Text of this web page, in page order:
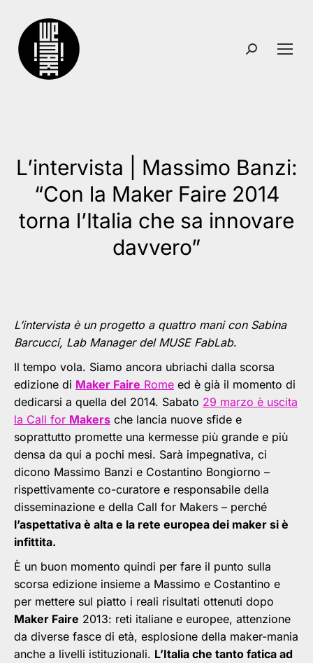
Search:
L’intervista | Massimo Banzi:
“Con la Maker Faire 2014
torna l’Italia che sa innovare
davvero”
You are here:
L’intervista è un progetto a quattro mani con Sabina
Barcucci, Lab Manager del MUSE FabLab.
Il tempo vola. Siamo ancora ubriachi dalla scorsa
edizione di Maker Faire Rome ed è già il momento di
dedicarsi a quella del 2014. Sabato 29 marzo è uscita
la Call for Makers che lancia nuove sfide e
soprattutto promette una kermesse più grande e più
densa da qui a pochi mesi. Sarà impegnativa, ci
dicono Massimo Banzi e Costantino Bongiorno –
rispettivamente co-curatore e responsabile della
disseminazione e della Call for Makers – perché
l’aspettativa è alta e la rete europea dei maker si è
infittita.
È un buon momento quindi per fare il punto sulla
scorsa edizione insieme a Massimo e Costantino e
per mettere sul piatto i reali risultati ottenuti dopo
Maker Faire 2013: reti italiane e europee, attenzione
da diverse fasce di età, esplosione della maker-mania
anche a livelli istituzionali. L’Italia che tanto fatica ad